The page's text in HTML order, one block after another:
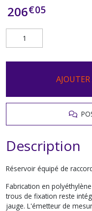
206€05
Description
Réservoir équipé de
Fabrication en
trous de fixation reste
jauge. L'émetteur de